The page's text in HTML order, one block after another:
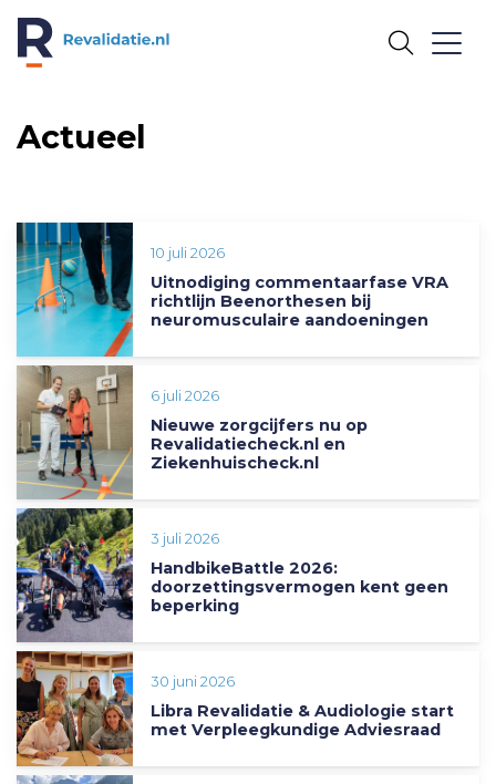
Actueel
10 juli 2026
Uitnodiging commentaarfase VRA
richtlijn Beenorthesen bij
neuromusculaire aandoeningen
6 juli 2026
Nieuwe zorgcijfers nu op
Revalidatiecheck.nl en
Ziekenhuischeck.nl
3 juli 2026
HandbikeBattle 2026:
doorzettingsvermogen kent geen
beperking
30 juni 2026
Libra Revalidatie & Audiologie start
met Verpleegkundige Adviesraad